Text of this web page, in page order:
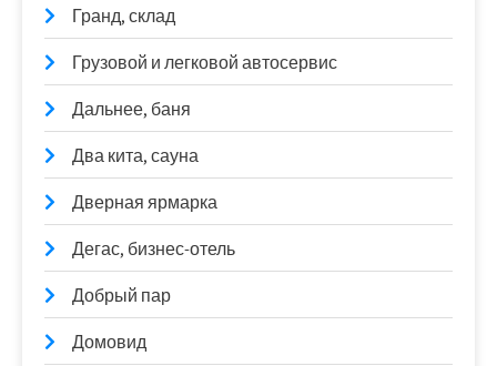
Гранд, склад
Грузовой и легковой автосервис
Дальнее, баня
Два кита, сауна
Дверная ярмарка
Дегас, бизнес-отель
Добрый пар
Домовид